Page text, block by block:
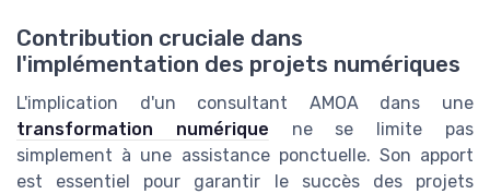
Contribution cruciale dans
l'implémentation des projets numériques
L'implication d'un consultant AMOA dans une
transformation numérique ne se limite pas
simplement à une assistance ponctuelle. Son apport
est essentiel pour garantir le succès des projets